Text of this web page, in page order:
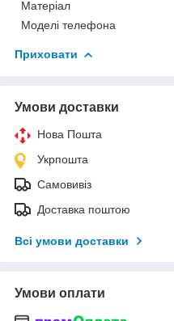
Матеріал
Моделі телефона
Приховати
Умови доставки
Нова Пошта
Укрпошта
Самовивіз
Доставка поштою
Всі умови доставки
Умови оплати